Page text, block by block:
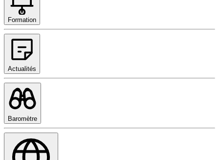
Formation
Actualités
Baromètre